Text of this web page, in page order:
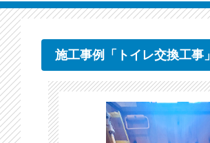
施工事例「トイレ交換工事」